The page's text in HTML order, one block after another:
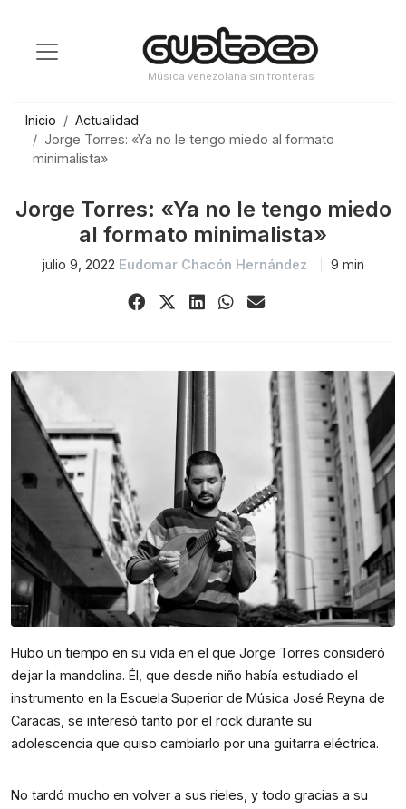
contenido
Música venezolana sin fronteras
Inicio
Actualidad
Jorge Torres: «Ya no le tengo miedo al formato
minimalista»
Jorge Torres: «Ya no le tengo miedo
al formato minimalista»
julio 9, 2022 Eudomar Chacón Hernández 9 min
Share Share
(Twitter)
ShareShareShare
Hubo un tiempo en su vida en el que Jorge Torres consideró
dejar la mandolina. Él, que desde niño había estudiado el
instrumento en la Escuela Superior de Música José Reyna de
Caracas, se interesó tanto por el rock durante su
adolescencia que quiso cambiarlo por una guitarra eléctrica.
No tardó mucho en volver a sus rieles, y todo gracias a su